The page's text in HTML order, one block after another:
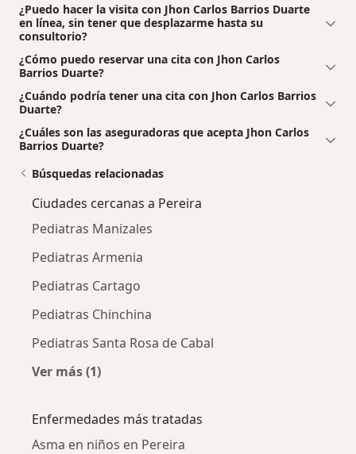
¿Puedo hacer la visita con Jhon Carlos Barrios Duarte
en línea, sin tener que desplazarme hasta su
consultorio?
¿Cómo puedo reservar una cita con Jhon Carlos
Barrios Duarte?
¿Cuándo podría tener una cita con Jhon Carlos Barrios
Duarte?
¿Cuáles son las aseguradoras que acepta Jhon Carlos
Barrios Duarte?
Búsquedas relacionadas
Ciudades cercanas a Pereira
Pediatras Manizales
Pediatras Armenia
Pediatras Cartago
Pediatras Chinchina
Pediatras Santa Rosa de Cabal
Ver más (1)
Enfermedades más tratadas
Asma en niños en Pereira